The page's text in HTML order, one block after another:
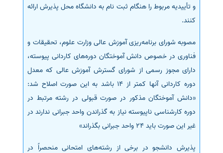
و تأییدیه مربوط را هنگام ثبت نام به دانشگاه محل پذیرش ارائه
کنند.
مصوبه شورای برنامه‌ریزی آموزش عالی وزارت علوم، تحقیقات و
فناوری در خصوص دانش آموختگان دوره‌های کاردانی پیوسته،
دارای مجوز رسمی از شورای گسترش آموزش عالی که معدل
دوره کاردانی آنها کمتر از 14 باشد به این صورت اصلاح شد:
«دانش آموختگان مذکور در صورت قبولی در رشته مرتبط در
دوره کارشناسی ناپیوسته نیاز به گذراندن واحد جبرانی ندارند در
غیر این صورت باید 24 واحد جبرانی بگذراند»
پذیرش دانشجو در برخی از رشته‌های امتحانی منحصراً در